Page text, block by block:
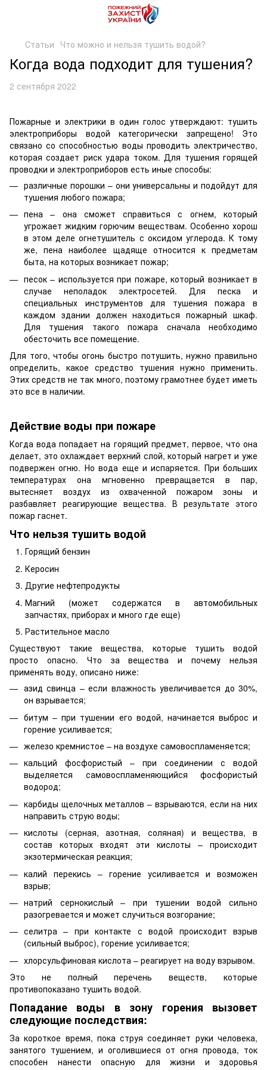
Статьи Что можно и нельзя тушить водой?
Когда вода подходит для тушения?
2 сентября 2022
Пожарные и электрики в один голос утверждают: тушить
электроприборы водой категорически запрещено! Это
связано со способностью воды проводить электричество,
которая создает риск удара током. Для тушения горящей
проводки и электроприборов есть иные способы:
различные порошки – они универсальны и подойдут для
тушения любого пожара;
пена – она сможет справиться с огнем, который
угрожает жидким горючим веществам. Особенно хорош
в этом деле огнетушитель с оксидом углерода. К тому
же, пена наиболее щадяще относится к предметам
быта, на которых возникает пожар;
песок – используется при пожаре, который возникает в
случае неполадок электросетей. Для песка и
специальных инструментов для тушения пожара в
каждом здании должен находиться пожарный шкаф.
Для тушения такого пожара сначала необходимо
обесточить все помещение.
Для того, чтобы огонь быстро потушить, нужно правильно
определить, какое средство тушения нужно применить.
Этих средств не так много, поэтому грамотнее будет иметь
это все в наличии.
Действие воды при пожаре
Когда вода попадает на горящий предмет, первое, что она
делает, это охлаждает верхний слой, который нагрет и уже
подвержен огню. Но вода еще и испаряется. При больших
температурах она мгновенно превращается в пар,
вытесняет воздух из охваченной пожаром зоны и
разбавляет реагирующие вещества. В результате этого
пожар гаснет.
Что нельзя тушить водой
Горящий бензин
Керосин
Другие нефтепродукты
Магний (может содержатся в автомобильных
запчастях, приборах и много где еще)
Растительное масло
Существуют такие вещества, которые тушить водой
просто опасно. Что за вещества и почему нельзя
применять воду, описано ниже:
азид свинца – если влажность увеличивается до 30%,
он взрывается;
битум – при тушении его водой, начинается выброс и
горение усиливается;
железо кремнистое – на воздухе самовоспламеняется;
кальций фосфористый – при соединении с водой
выделяется самовоспламеняющийся фосфористый
водород;
карбиды щелочных металлов – взрываются, если на них
направить струю воды;
кислоты (серная, азотная, соляная) и вещества, в
состав которых входят эти кислоты – происходит
экзотермическая реакция;
калий перекись – горение усиливается и возможен
взрыв;
натрий сернокислый – при тушении водой сильно
разогревается и может случиться возгорание;
селитра – при контакте с водой происходит взрыв
(сильный выброс), горение усиливается;
хлорсульфиновая кислота – реагирует на воду взрывом.
Это не полный перечень веществ, которые
противопоказано тушить водой.
Попадание воды в зону горения вызовет
следующие последствия:
За короткое время, пока струя соединяет руки человека,
занятого тушением, и оголившиеся от огня провода, ток
способен нанести опасную для жизни и здоровья